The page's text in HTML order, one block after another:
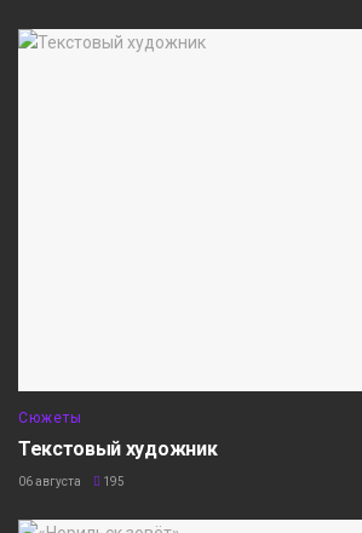
Сюжеты
Текстовый художник
06 августа 195